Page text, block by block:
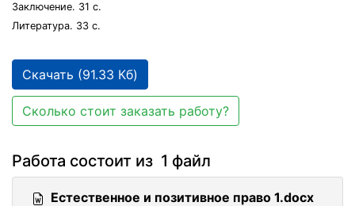
Заключение. 31 с.
Литература. 33 с.
Скачать (91.33 Кб)
Сколько стоит заказать работу?
Работа состоит из 1 файл
Естественное и позитивное право 1.docx